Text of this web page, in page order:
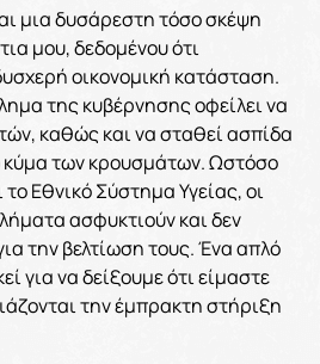
μια δυσάρεστη τόσο σκέψη
μου, δεδομένου ότι
οικονομική κατάσταση.
της κυβέρνησης οφείλει να
καθώς και να σταθεί ασπίδα
των κρουσμάτων. Ωστόσο
Εθνικό Σύστημα Υγείας, οι
ασφυκτιούν και δεν
την βελτίωση τους. Ένα απλό
για να δείξουμε ότι είμαστε
την έμπρακτη στήριξη